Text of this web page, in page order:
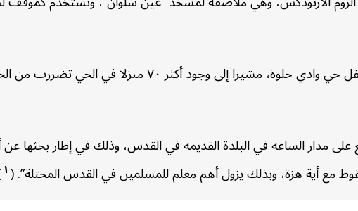
وحذر مركز المعلومات من خطورة استمرار أعمال الحفر وتفريغ الأتربة أسفل حي وادي
مدار الساعة في البلدة القديمة في القدس، وذلك في إطار بحثها عن
أية هزة، وبذلك يزول أهم معلم للمسلمين في القدس المحتلة”. (١